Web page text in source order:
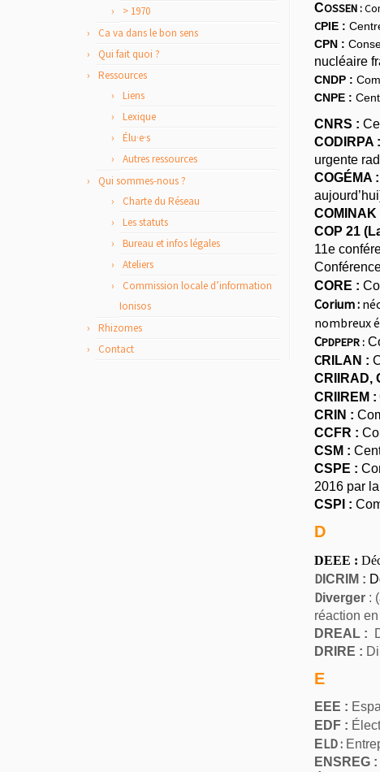
> 1970
Ca va dans le bon sens
Qui fait quoi ?
Ressources
Liens
Lexique
Élu·e·s
Autres ressources
Qui sommes-nous ?
Charte du Réseau
Les statuts
Bureau et infos légales
Ateliers
Commission locale d’information
Ionisos
Rhizomes
Contact
COSSEN :
CPIE :
CPN :
nucléaire
CNDP :
CNPE :
CNRS :
CODIRPA :
urgente
COGÉMA :
COMINAK
COP 21
11e
CORE :
Corium :
nombreux
CPDPEPR :
CRILAN :
CRIIRAD,
C RIIREM :
CRIN :
CCFR :
CSM :
CSPE :
2016 par la
CSPI :
D
DEEE :
D ICRIM :
Diverger :
réaction
DREAL :
DRIRE :
E
EEE :
EDF :
ELD :
ENSREG :